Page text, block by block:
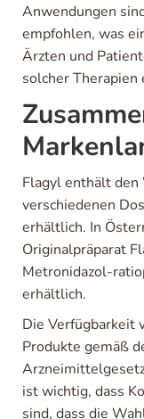
Anwendungen
empfohlen, was
Ärzten und
solcher
Flagyl enthält
verschiedenen
erhältlich. In
Originalpräparat
Metronidazol-
erhältlich.
Die Verfügbarkeit
Produkte gemäß
ist wichtig, dass
sind, dass die